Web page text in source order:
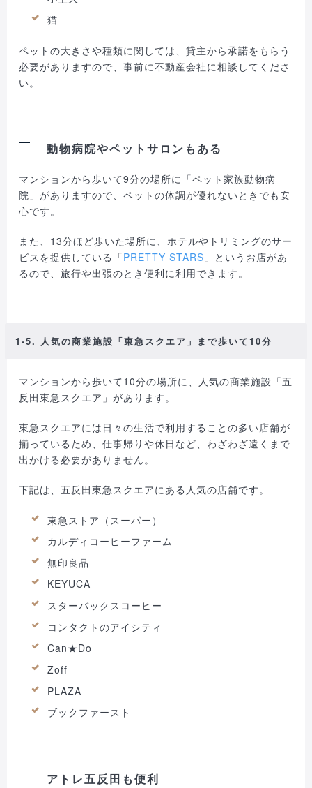
猫
ペットの大きさや種類に関しては、貸主から承諾をもらう
必要がありますので、事前に不動産会社に相談してくださ
い。
動物病院やペットサロンもある
マンションから歩いて9分の場所に「ペット家族動物病
院」がありますので、ペットの体調が優れないときでも安
心です。
また、13分ほど歩いた場所に、ホテルやトリミングのサー
ビスを提供している「PRETTY STARS 」というお店があ
るので、旅行や出張のとき便利に利用できます。
1-5. 人気の商業施設「東急スクエア」まで歩いて10分
マンションから歩いて10分の場所に、人気の商業施設「五
反田東急スクエア」があります。
東急スクエアには日々の生活で利用することの多い店舗が
揃っているため、仕事帰りや休日など、わざわざ遠くまで
出かける必要がありません。
下記は、五反田東急スクエアにある人気の店舗です。
東急ストア（スーパー）
カルディコーヒーファーム
無印良品
KEYUCA
スターバックスコーヒー
コンタクトのアイシティ
Can★Do
Zoff
PLAZA
ブックファースト
アトレ五反田も便利